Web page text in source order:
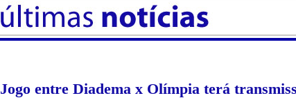
Jogo entre Diadema x Olímpia terá